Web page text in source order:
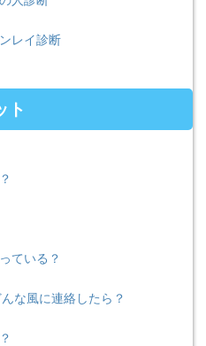
レイ診断
ト
ている？
な風に連絡したら？